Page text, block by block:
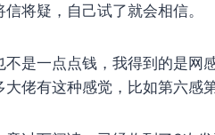
将疑，自己试了就会相信。
是一点点钱，我得到的是网
佬有这种感觉，比如第六感